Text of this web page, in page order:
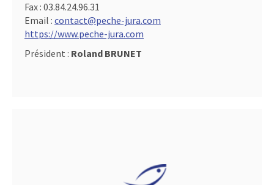
Fax : 03.84.24.96.31
Email : contact@peche-jura.com
https://www.peche-jura.com
Président : Roland BRUNET